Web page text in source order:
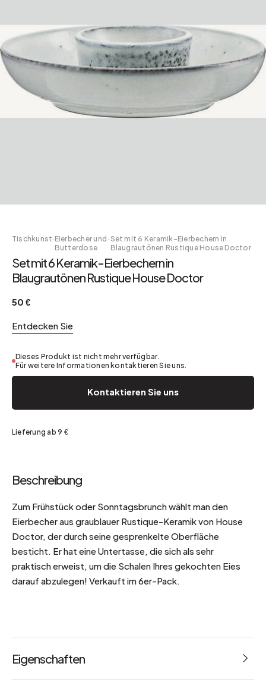
Tischkunst· Eierbecher und
Butterdose
·Set mit 6 Keramik-Eierbechern in
Blaugrautönen Rustique House Doctor
Set mit 6 Keramik-Eierbechern in
Blaugrautönen Rustique House Doctor
50 €
Entdecken Sie
Dieses Produkt ist nicht mehr verfügbar.
Für weitere Informationen kontaktieren Sie uns.
Kontaktieren Sie uns
Lieferung ab 9 €
Beschreibung
Zum Frühstück oder Sonntagsbrunch wählt man den
Eierbecher aus graublauer Rustique-Keramik von House
Doctor, der durch seine gesprenkelte Oberfläche
besticht. Er hat eine Untertasse, die sich als sehr
praktisch erweist, um die Schalen Ihres gekochten Eies
darauf abzulegen! Verkauft im 6er-Pack.
Eigenschaften